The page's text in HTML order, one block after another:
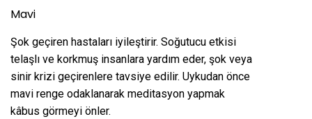
Mavi
Şok geçiren hastaları iyileştirir. Soğutucu etkisi
telaşlı ve korkmuş insanlara yardım eder, şok veya
sinir krizi geçirenlere tavsiye edilir. Uykudan önce
mavi renge odaklanarak meditasyon yapmak
kâbus görmeyi önler.